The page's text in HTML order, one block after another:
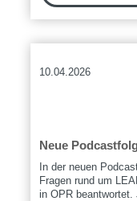
10.04.2026
Neue
In der neuen
Fragen rund um
in OPR beantwortet.